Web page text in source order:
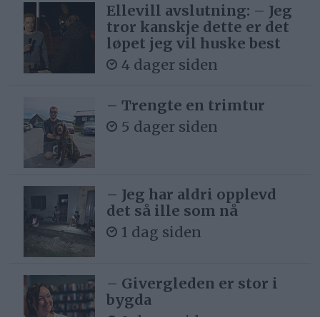
Ellevill avslutning: – Jeg
tror kanskje dette er det
løpet jeg vil huske best
4 dager siden
– Trengte en trimtur
5 dager siden
– Jeg har aldri opplevd
det så ille som nå
1 dag siden
– Givergleden er stor i
bygda